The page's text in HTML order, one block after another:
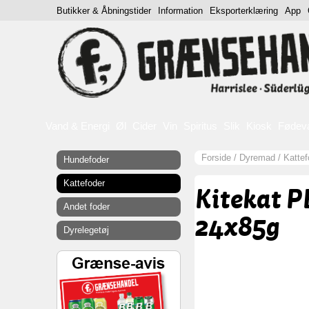
Forside / Dyremad /
Kitekat
24x85g
Hundefoder
Kattefoder
Andet foder
Dyrelegetøj
Butikker & Åbningstider Information Eksporterklæring App